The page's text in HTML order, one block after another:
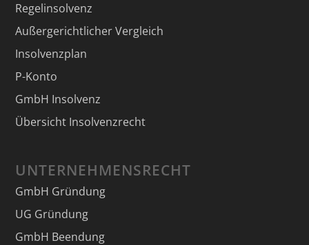
Regelinsolvenz
Außergerichtlicher Vergleich
Insolvenzplan
P-Konto
GmbH Insolvenz
Übersicht Insolvenzrecht
UNTERNEHMENSRECHT
GmbH Gründung
UG Gründung
GmbH Beendung